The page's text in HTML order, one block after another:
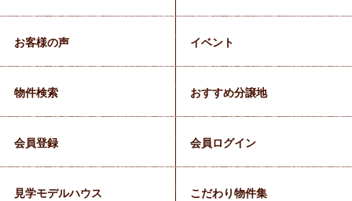
お客様の声 イベント
物件検索 おすすめ分譲地
会員登録 会員ログイン
見学モデルハウス こだわり物件集